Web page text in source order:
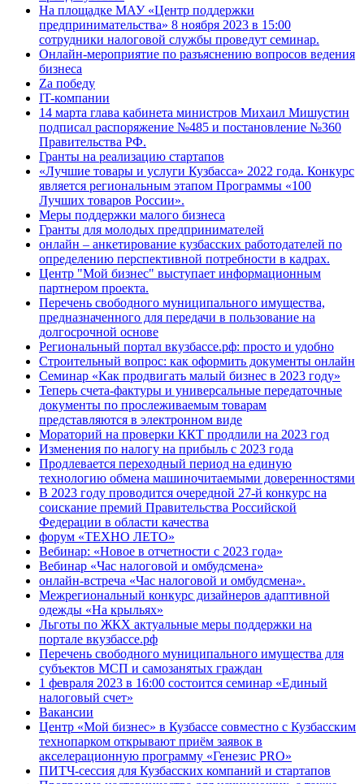
На площадке МАУ «Центр поддержки
предпринимательства» 8 ноября 2023 в 15:00
сотрудники налоговой службы проведут семинар.
Онлайн-мероприятие по разъяснению вопросов ведения
бизнеса
Za победу
IT-компании
14 марта глава кабинета министров Михаил Мишустин
подписал распоряжение №485 и постановление №360
Правительства РФ.
Гранты на реализацию стартапов
«Лучшие товары и услуги Кузбасса» 2022 года. Конкурс
является региональным этапом Программы «100
Лучших товаров России».
Меры поддержки малого бизнеса
Гранты для молодых предпринимателей
онлайн – анкетирование кузбасских работодателей по
определению перспективной потребности в кадрах.
Центр "Мой бизнес" выступает информационным
партнером проекта.
Перечень свободного муниципального имущества,
предназначенного для передачи в пользование на
долгосрочной основе
Региональный портал вкузбассе.рф: просто и удобно
Строительный вопрос: как оформить документы онлайн
Семинар «Как продвигать малый бизнес в 2023 году»
Теперь счета-фактуры и универсальные передаточные
документы по прослеживаемым товарам
представляются в электронном виде
Мораторий на проверки ККТ продлили на 2023 год
Изменения по налогу на прибыль с 2023 года
Продлевается переходный период на единую
технологию обмена машиночитаемыми доверенностями
В 2023 году проводится очередной 27-й конкурс на
соискание премий Правительства Российской
Федерации в области качества
форум «ТЕХНО ЛЕТО»
Вебинар: «Новое в отчетности с 2023 года»
Вебинар «Час налоговой и омбудсмена»
онлайн-встреча «Час налоговой и омбудсмена».
Межрегиональный конкурс дизайнеров адаптивной
одежды «На крыльях»
Льготы по ЖКХ актуальные меры поддержки на
портале вкузбассе.рф
Перечень свободного муниципального имущества для
субъектов МСП и самозанятых граждан
1 февраля 2023 в 16:00 состоится семинар «Единый
налоговый счет»
Вакансии
Центр «Мой бизнес» в Кузбассе совместно с Кузбасским
технопарком открывают приём заявок в
акселерационную программу «Генезис PRO»
ПИТЧ-сессия для Кузбасских компаний и стартапов